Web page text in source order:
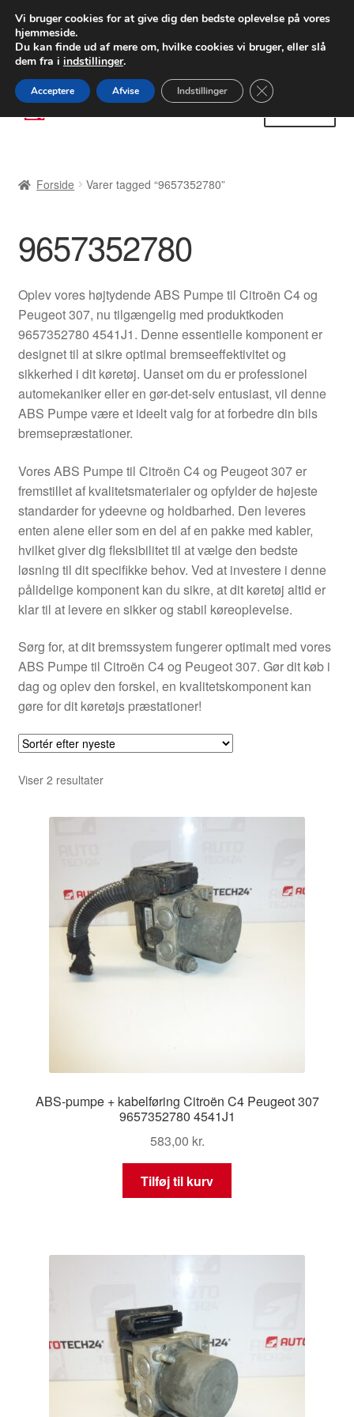
LEVERING fra 55 kr.
FEDEX verdensomspændende forsendelse
80 82 72 02
Spring
til
Spring
til
Betalinger
Kasse
Klageprocedure
Kontakte
Kurv
Min Konto
Om os
Privatlivspolitik
Vilkår og betingelser
Forside Varer tagged “9657352780”
9657352780
Oplev vores højtydende ABS Pumpe til Citroën C4 og
Peugeot 307, nu tilgængelig med produktkoden
9657352780 4541J1. Denne essentielle komponent er
designet til at sikre optimal bremseeffektivitet og
sikkerhed i dit køretøj. Uanset om du er professionel
automekaniker eller en gør-det-selv entusiast, vil denne
ABS Pumpe være et ideelt valg for at forbedre din bils
bremsepræstationer.
Vores ABS Pumpe til Citroën C4 og Peugeot 307 er
fremstillet af kvalitetsmaterialer og opfylder de højeste
standarder for ydeevne og holdbarhed. Den leveres
enten alene eller som en del af en pakke med kabler,
hvilket giver dig fleksibilitet til at vælge den bedste
løsning til dit specifikke behov. Ved at investere i denne
pålidelige komponent kan du sikre, at dit køretøj altid er
klar til at levere en sikker og stabil køreoplevelse.
Sørg for, at dit bremssystem fungerer optimalt med vores
ABS Pumpe til Citroën C4 og Peugeot 307. Gør dit køb i
dag og oplev den forskel, en kvalitetskomponent kan
gøre for dit køretøjs præstationer!
Viser 2 resultaterSorteret
seneste
ABS-pumpe + kabelføring Citroën C4 Peugeot 307
9657352780 4541J1
583,00 kr.
Tilføj til kurv
Vi bruger cookies for at give dig den bedste oplevelse på vores
hjemmeside.
Du kan finde ud af mere om, hvilke cookies vi bruger, eller slå
dem fra i indstillinger.
Acceptere Afvise Indstillinger Close GDPR